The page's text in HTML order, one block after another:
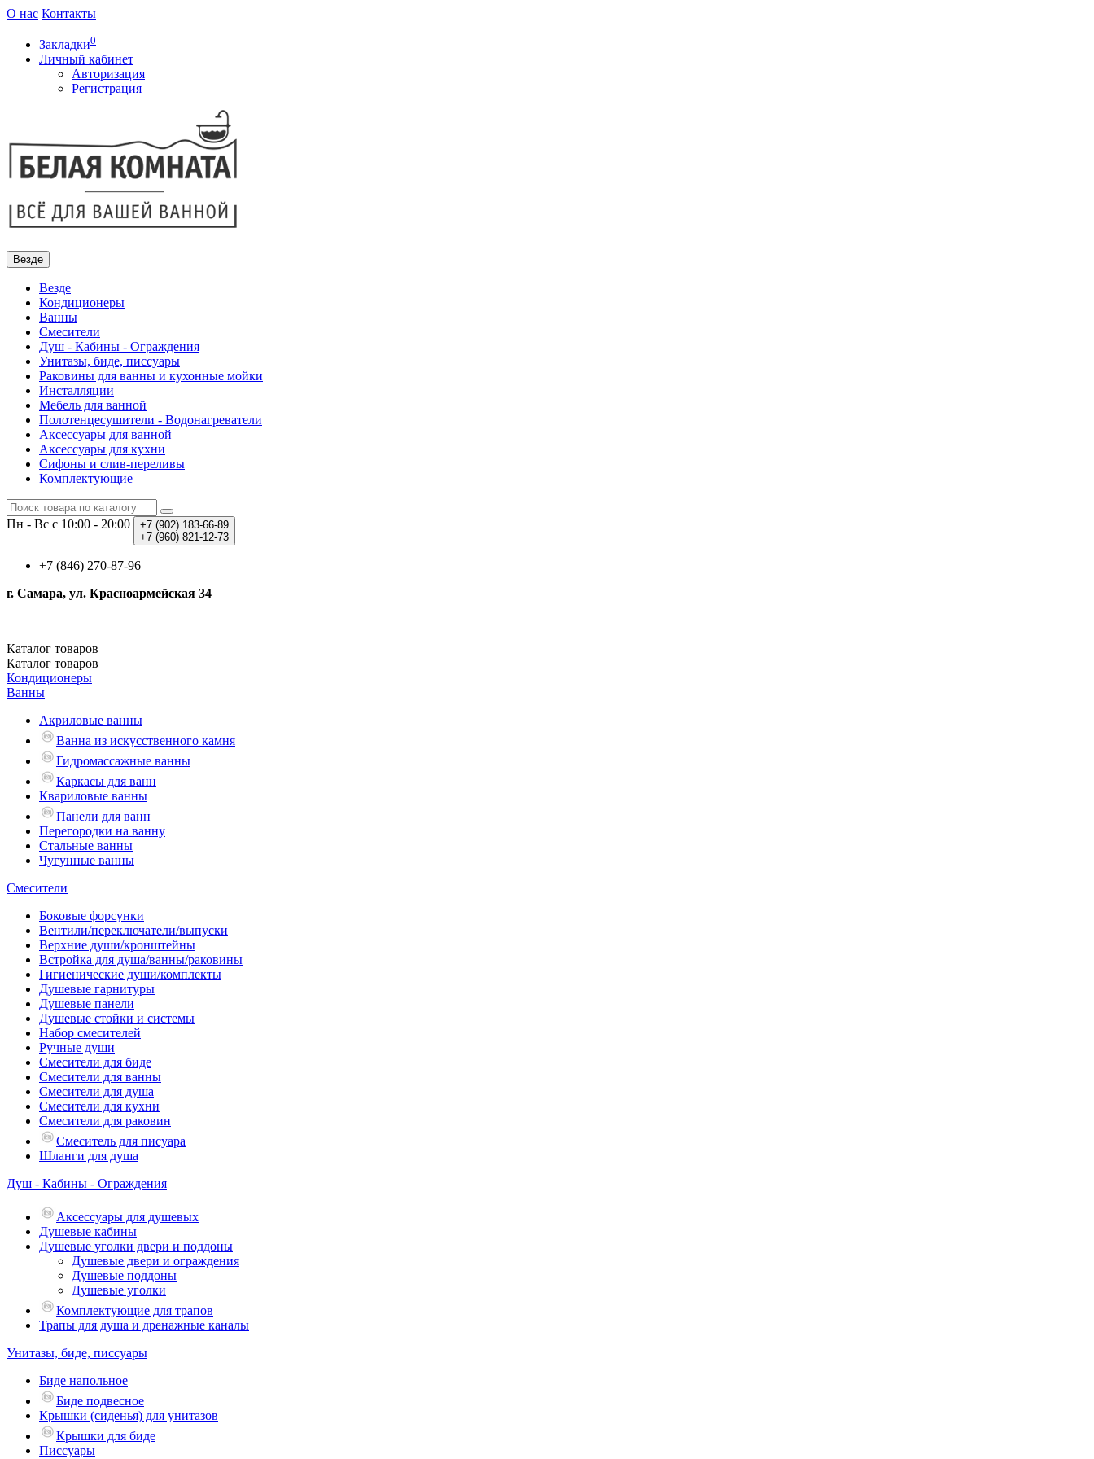
О нас Контакты
Закладки0
Личный кабинет
Авторизация
Регистрация
Везде
Везде
Кондиционеры
Ванны
Смесители
Душ - Кабины - Ограждения
Унитазы, биде, писсуары
Раковины для ванны и кухонные мойки
Инсталляции
Мебель для ванной
Полотенцесушители - Водонагреватели
Аксессуары для ванной
Аксессуары для кухни
Сифоны и слив-переливы
Комплектующие
Пн - Вс с 10:00 - 20:00 +7 (902) 183-66-89
+7 (960) 821-12-73
+7 (846) 270-87-96
г. Самара, ул. Красноармейская 34
Каталог товаров
Каталог товаров
Кондиционеры
Ванны
Акриловые ванны
Ванна из искусственного камня
Гидромассажные ванны
Каркасы для ванн
Квариловые ванны
Панели для ванн
Перегородки на ванну
Стальные ванны
Чугунные ванны
Смесители
Боковые форсунки
Вентили/переключатели/выпуски
Верхние души/кронштейны
Встройка для душа/ванны/раковины
Гигиенические души/комплекты
Душевые гарнитуры
Душевые панели
Душевые стойки и системы
Набор смесителей
Ручные души
Смесители для биде
Смесители для ванны
Смесители для душа
Смесители для кухни
Смесители для раковин
Смеситель для писуара
Шланги для душа
Душ - Кабины - Ограждения
Аксессуары для душевых
Душевые кабины
Душевые уголки двери и поддоны
Душевые двери и ограждения
Душевые поддоны
Душевые уголки
Комплектующие для трапов
Трапы для душа и дренажные каналы
Унитазы, биде, писсуары
Биде напольное
Биде подвесное
Крышки (сиденья) для унитазов
Крышки для биде
Писсуары